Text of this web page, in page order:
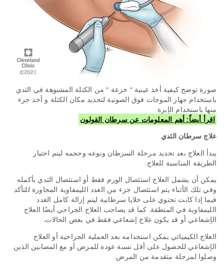
صورة توضح كيفية أخذ عينية ” خزعة ” من الكتلة المشبوهة في الثدي
باستخدام جهاز الموجات فوق الصوتية لتحديد مكان الكتلة و أخذ جزء
منها باستخدام الإبرة
اقرأ أيضاً: أهم المعلومات عن سرطان القولون
علاج سرطان الثدي
يبدأ العلاج بعد تحديد مرحلة السرطان ونوعه وحجمه ليتم اختيار
الطريقة المناسبة للعلاج.
يمكن أن يشمل العلاج استئصال الورم فقط أو استئصال الثدي بأكمله
وفي تلك الأثناء يتم استئصال جزء من الغدد الليمفاوية المجاورة للتأكد
فيما إذا كانت تحتوي على خلايا سرطانية ليتم إزالة كامل الغدد
الليمفاوية في المنطقة. كما قد يصاحب العلاج الجراحي أيضًا العلاج
الإشعاعي أو قد يكون علاج إشعاعي فقط في بعض الحالات.
العلاج الكيميائي يمكن استخدامه بعد العملية الجراحية أو العلاج
الإشعاعي للحصول على أقل نسبة عودة للمرض أو مع المصابين الذين
وصلوا لمرحلة متقدمة من المرض.